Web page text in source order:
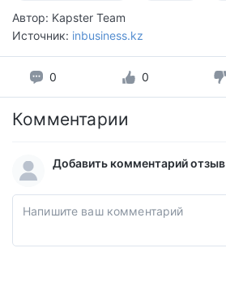
Автор: Kapster Team
Источник: inbusiness.kz
0 0
Комментарии
Добавить комментарий отзыв